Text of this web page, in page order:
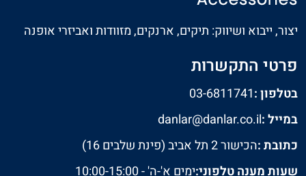
יצור, ייבוא ושיווק: תיקים, ארנקים, מזוודות ואביזרי אופנה
פרטי התקשרות
בטלפון :03-6811741
במייל :danlar@danlar.co.il
כתובת :הכישור 2 תל אביב (פינת שלבים 16)
שעות מענה טלפוני:ימים א'-ה' - 10:00-15:00